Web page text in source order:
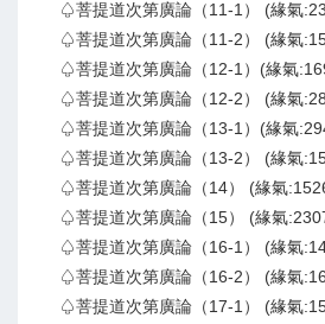
♤菩提道次第廣論（11-1） (緣氣
♤菩提道次第廣論（11-2） (緣氣
♤菩提道次第廣論（12-1）(緣氣
♤菩提道次第廣論（12-2） (緣氣
♤菩提道次第廣論（13-1）(緣氣
♤菩提道次第廣論（13-2） (緣氣
♤菩提道次第廣論（14） (緣氣
♤菩提道次第廣論（15） (緣氣
♤菩提道次第廣論（16-1） (緣氣
♤菩提道次第廣論（16-2） (緣氣
♤菩提道次第廣論（17-1） (緣氣